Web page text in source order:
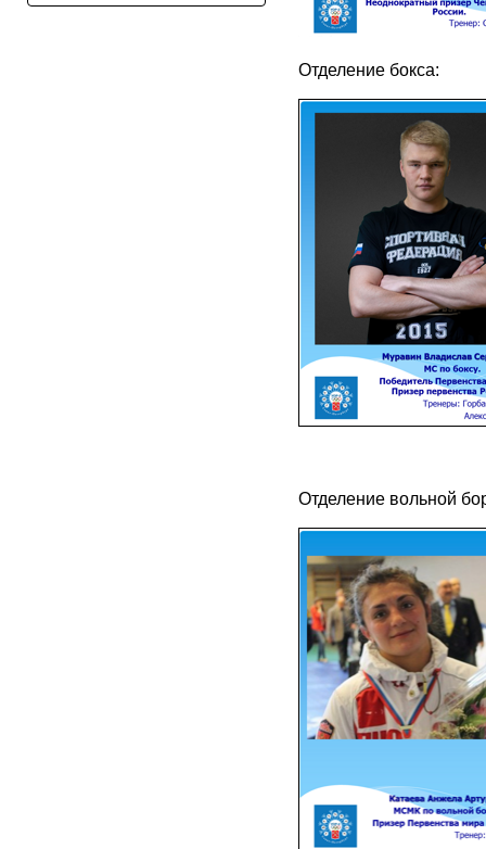
Отделение бокса:
Отделение вольной